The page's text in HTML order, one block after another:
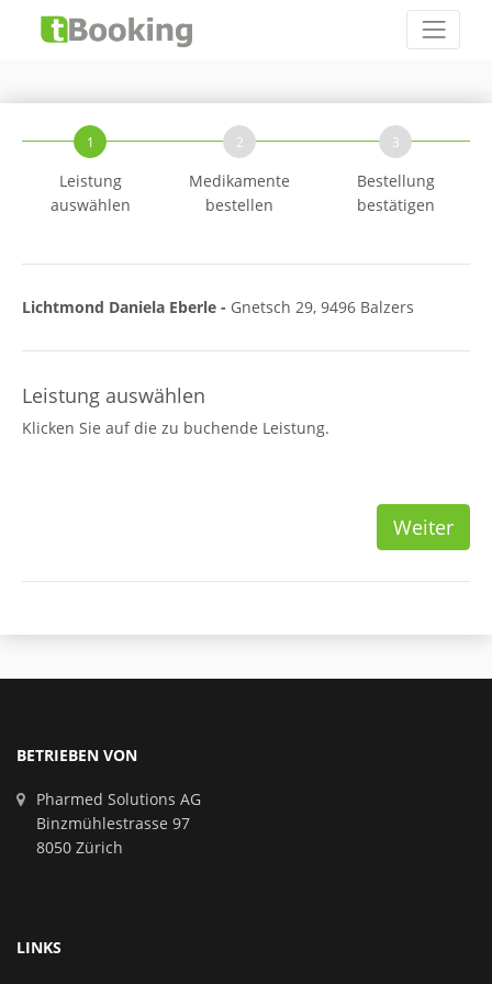
1
Leistung
auswählen
2
Medikamente
bestellen
3
Bestellung
bestätigen
Lichtmond Daniela Eberle - Gnetsch 29, 9496 Balzers
Leistung auswählen
Klicken Sie auf die zu buchende Leistung.
Weiter
BETRIEBEN VON
Pharmed Solutions AG
Binzmühlestrasse 97
8050 Zürich
LINKS